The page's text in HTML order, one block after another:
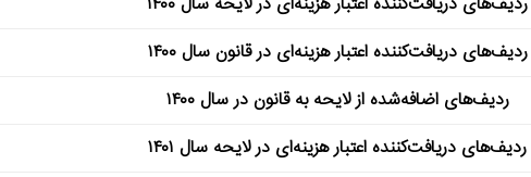
ردیف‌های دریافت‌کننده اعتبار هزینه‌ای در قانون سال ۱۴۰۰
ردیف‌های اضافه‌شده از لایحه به قانون در سال ۱۴۰۰
ردیف‌های دریافت‌کننده اعتبار هزینه‌ای در لایحه سال ۱۴۰۱